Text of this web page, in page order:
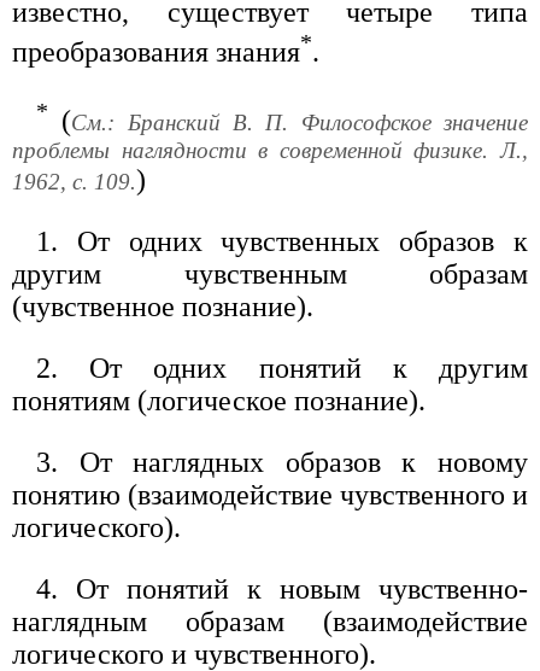
известно, существует четыре типа
преобразования знания*.
* (См.: Бранский В. П. Философское значение
проблемы наглядности в современной физике. Л.,
1962, с. 109.)
1. От одних чувственных образов к
другим чувственным образам
(чувственное познание).
2. От одних понятий к другим
понятиям (логическое познание).
3. От наглядных образов к новому
понятию (взаимодействие чувственного и
логического).
4. От понятий к новым чувственно-
наглядным образам (взаимодействие
логического и чувственного).